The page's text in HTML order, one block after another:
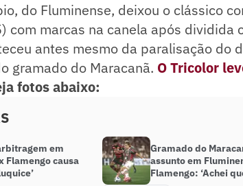
do Fluminense, deixou o clássico
com marcas na canela após dividida
antes mesmo da paralisação do
gramado do Maracanã. O Tricolor
fotos abaixo:
em
Flamengo causa
Gramado do
assunto em
Flamengo: ‘Achei